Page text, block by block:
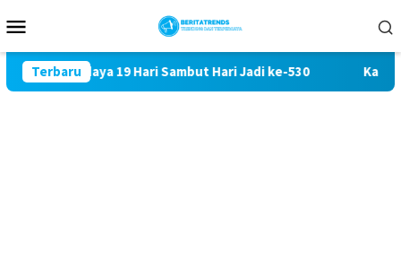
ke
Mobile
Terbaru
Budaya 19 Hari Sambut Hari Jadi ke-530 Kabag